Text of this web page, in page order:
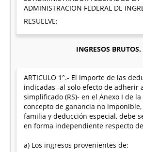
ADMINISTRACION FEDERAL DE
RESUELVE:
INGRESOS BRUTOS.
ARTICULO 1°.- El importe de las
indicadas -al solo efecto de adherir
simplificado (RS)- en el Anexo I de
concepto de ganancia no
familia y deducción especial, debe
en forma independiente respecto
a) Los ingresos provenientes de: